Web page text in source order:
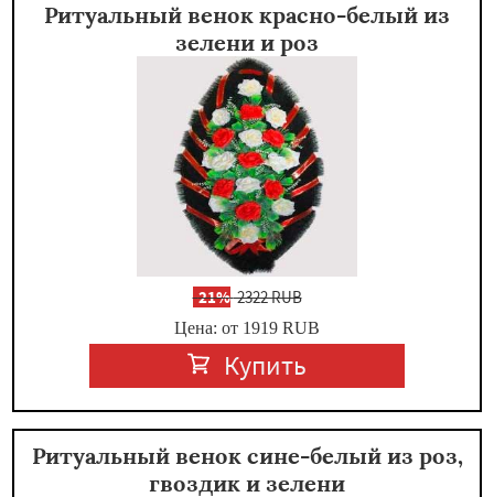
Ритуальный венок красно-белый из
зелени и роз
-21%2322 RUB
Цена: от 1919 RUB
Купить
Ритуальный венок сине-белый из роз,
гвоздик и зелени